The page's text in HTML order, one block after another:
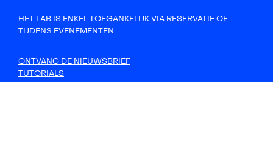
HET LAB IS ENKEL TOEGANKELIJK VIA RESERVATIE OF
TIJDENS EVENEMENTEN
ONTVANG DE NIEUWSBRIEF
TUTORIALS